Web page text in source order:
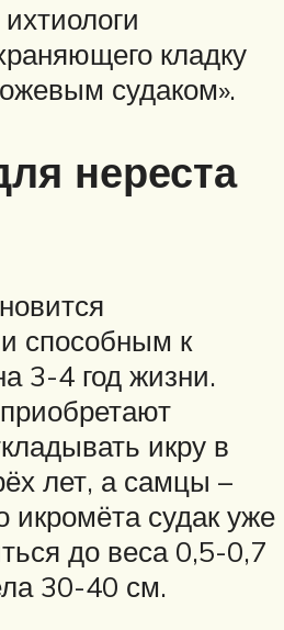
кладку
судаком».
нереста
способным к
3-4 год жизни.
икру в
лет, а самцы –
икромёта судак уже
до веса 0,5-0,7
30-40 см.